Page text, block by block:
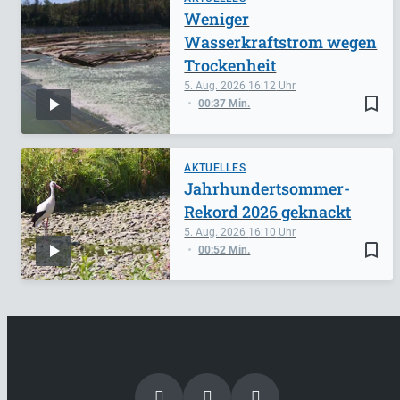
bookmark_border
5. Aug. 2026 16:12
00:37 Min.
Weniger
Wasserkraftstrom wegen
Trockenheit
AKTUELLES
bookmark_border
5. Aug. 2026 16:10
00:52 Min.
Jahrhundertsommer-
Rekord 2026 geknackt